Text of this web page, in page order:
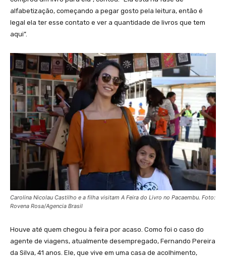
alfabetização, começando a pegar gosto pela leitura, então é
legal ela ter esse contato e ver a quantidade de livros que tem
aqui”.
Carolina Nicolau Castilho e a filha visitam A Feira do Livro no Pacaembu. Foto:
Rovena Rosa/Agencia Brasil
Houve até quem chegou à feira por acaso. Como foi o caso do
agente de viagens, atualmente desempregado, Fernando Pereira
da Silva, 41 anos. Ele, que vive em uma casa de acolhimento,